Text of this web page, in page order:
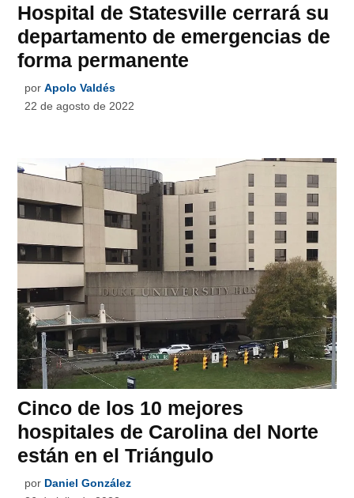
Hospital de Statesville cerrará su
departamento de emergencias de
forma permanente
por Apolo Valdés
22 de agosto de 2022
Cinco de los 10 mejores
hospitales de Carolina del Norte
están en el Triángulo
por Daniel González